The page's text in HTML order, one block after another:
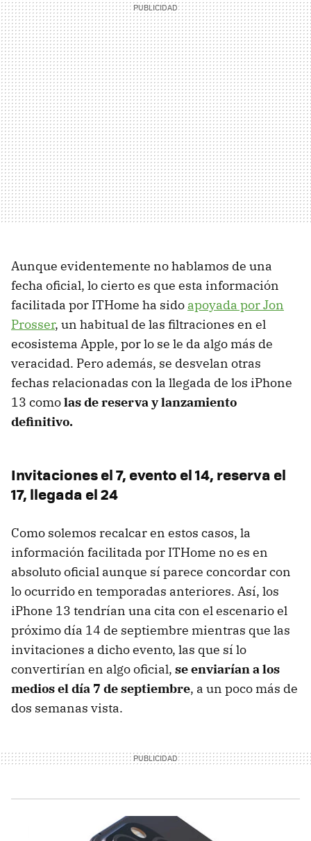
Aunque evidentemente no hablamos de una
fecha oficial, lo cierto es que esta información
facilitada por ITHome ha sido apoyada por Jon
Prosser, un habitual de las filtraciones en el
ecosistema Apple, por lo se le da algo más de
veracidad. Pero además, se desvelan otras
fechas relacionadas con la llegada de los iPhone
13 comolas de reserva y lanzamiento
definitivo.
Invitaciones el 7, evento el 14, reserva el
17, llegada el 24
Como solemos recalcar en estos casos, la
información facilitada por ITHome no es en
absoluto oficial aunque sí parece concordar con
lo ocurrido en temporadas anteriores. Así, los
iPhone 13 tendrían una cita con el escenario el
próximo día 14 de septiembre mientras que las
invitaciones a dicho evento, las que sí lo
convertirían en algo oficial, se enviarían a los
medios el día 7 de septiembre, a un poco más de
dos semanas vista.